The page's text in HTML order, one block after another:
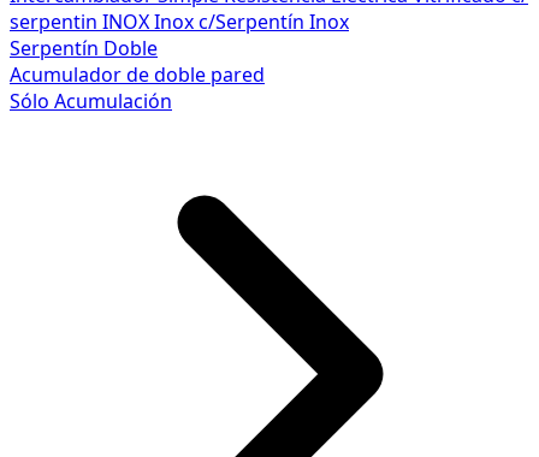
serpentin INOXInox c/Serpentín Inox
Serpentín Doble
Acumulador de doble pared
Sólo Acumulación